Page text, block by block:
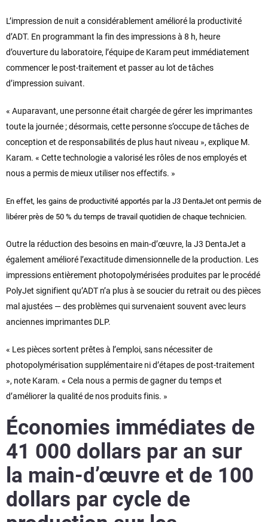
L’impression de nuit a considérablement amélioré la productivité
d’ADT. En programmant la fin des impressions à 8 h, heure
d’ouverture du laboratoire, l’équipe de Karam peut immédiatement
commencer le post-traitement et passer au lot de tâches
d’impression suivant.
« Auparavant, une personne était chargée de gérer les imprimantes
toute la journée ; désormais, cette personne s’occupe de tâches de
conception et de responsabilités de plus haut niveau », explique M.
Karam. « Cette technologie a valorisé les rôles de nos employés et
nous a permis de mieux utiliser nos effectifs. »
En effet, les gains de productivité apportés par la J3 DentaJet ont permis de
libérer près de 50 % du temps de travail quotidien de chaque technicien.
Outre la réduction des besoins en main-d’œuvre, la J3 DentaJet a
également amélioré l’exactitude dimensionnelle de la production. Les
impressions entièrement photopolymérisées produites par le procédé
PolyJet signifient qu’ADT n’a plus à se soucier du retrait ou des pièces
mal ajustées — des problèmes qui survenaient souvent avec leurs
anciennes imprimantes DLP.
« Les pièces sortent prêtes à l’emploi, sans nécessiter de
photopolymérisation supplémentaire ni d’étapes de post-traitement
», note Karam. « Cela nous a permis de gagner du temps et
d’améliorer la qualité de nos produits finis. »
Économies immédiates de
41 000 dollars par an sur
la main-d’œuvre et de 100
dollars par cycle de